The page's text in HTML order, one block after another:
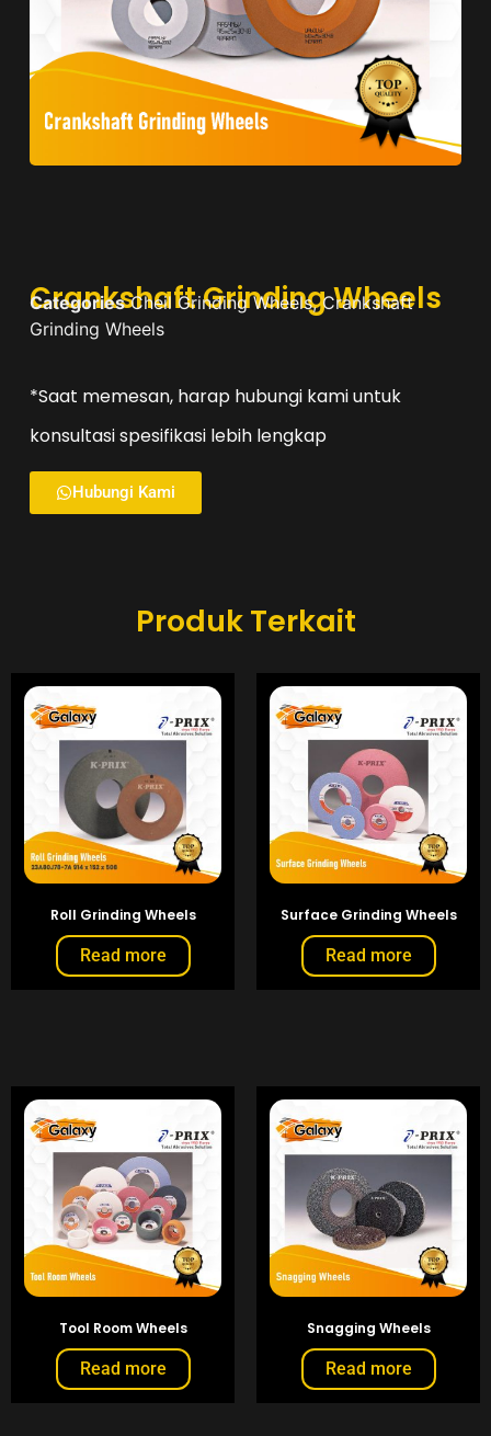
Crankshaft Grinding Wheels
Categories Cheil Grinding Wheels,Crankshaft
Grinding Wheels
*Saat memesan, harap hubungi kami untuk
konsultasi spesifikasi lebih lengkap
Hubungi Kami
Produk Terkait
Roll Grinding Wheels
Read more
Surface Grinding Wheels
Read more
Tool Room Wheels
Read more
Snagging Wheels
Read more